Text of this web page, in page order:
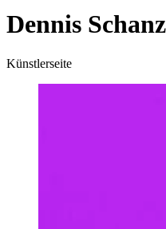
Dennis Schanz
Künstlerseite